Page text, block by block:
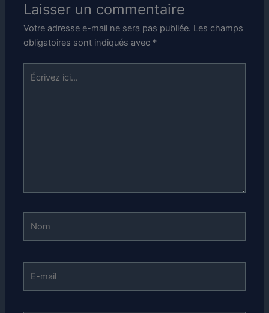
Laisser un commentaire
Votre adresse e-mail ne sera pas publiée. Les champs
obligatoires sont indiqués avec *
Écrivez
ici…
mail